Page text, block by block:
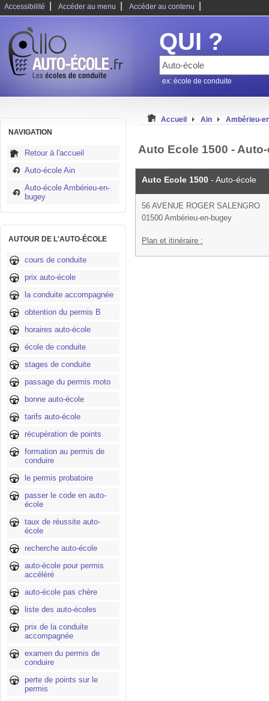
Accessibilité Accéder au menu Accéder au contenu
QUI ?
ex: école de conduite
NAVIGATION
Retour à l'accueil
Auto-école Ain
Auto-école Ambérieu-en-
bugey
AUTOUR DE L'AUTO-ÉCOLE
cours de conduite
prix auto-école
la conduite accompagnée
obtention du permis B
horaires auto-école
école de conduite
stages de conduite
passage du permis moto
bonne auto-école
tarifs auto-école
récupération de points
formation au permis de
conduire
le permis probatoire
passer le code en auto-
école
taux de réussite auto-
école
recherche auto-école
auto-école pour permis
accéléré
auto-école pas chère
liste des auto-écoles
prix de la conduite
accompagnée
examen du permis de
conduire
perte de points sur le
permis
Accueil Ain Ambérieu-
Auto Ecole 1500 -
Auto Ecole 1500 - Auto-école
56 AVENUE ROGER SALENGRO
01500 Ambérieu-en-bugey
Plan et itinéraire :